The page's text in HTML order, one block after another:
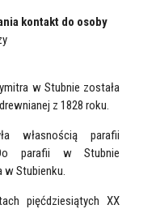
kontakt do osoby
w Stubnie została
z 1828 roku.
własnością parafii
parafii w Stubnie
w Stubienku.
pięćdziesiątych XX